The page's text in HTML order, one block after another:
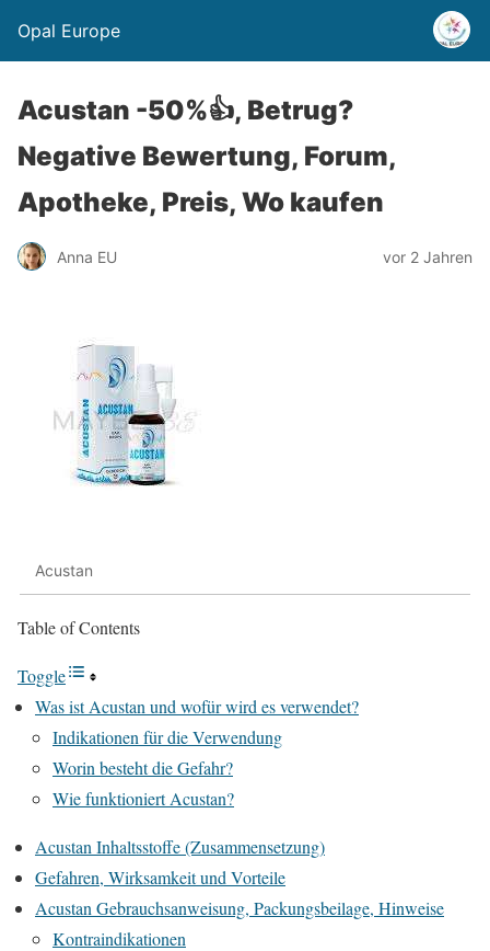
Opal Europe
Acustan -50%👍, Betrug?
Negative Bewertung, Forum,
Apotheke, Preis, Wo kaufen
Anna EU vor 2 Jahren
Acustan
Table of Contents
Toggle
Was ist Acustan und wofür wird es verwendet?
Indikationen für die Verwendung
Worin besteht die Gefahr?
Wie funktioniert Acustan?
Acustan Inhaltsstoffe (Zusammensetzung)
Gefahren, Wirksamkeit und Vorteile
Acustan Gebrauchsanweisung, Packungsbeilage, Hinweise
Kontraindikationen